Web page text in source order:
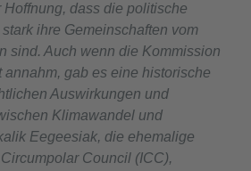
Hoffnung, dass die politische
ihre Gemeinschaften vom
sind. Auch wenn die Kommission
gab es eine historische
Auswirkungen und
Klimawandel und
Eegeesiak, die ehemalige
Council (ICC),